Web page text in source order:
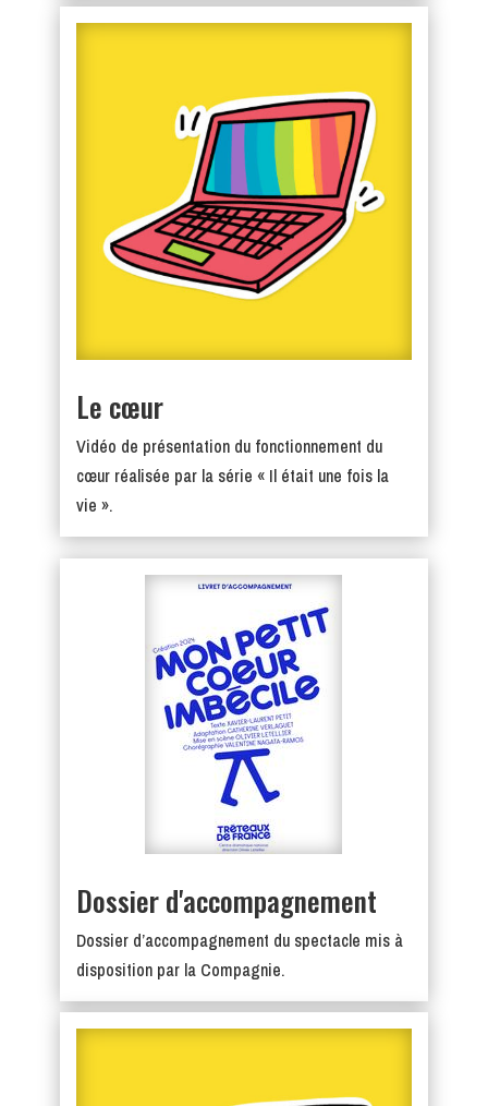
Le cœur
Vidéo de présentation du fonctionnement du
cœur réalisée par la série « Il était une fois la
vie ».
Dossier d'accompagnement
Dossier d’accompagnement du spectacle mis à
disposition par la Compagnie.